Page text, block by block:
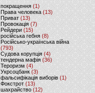
покращення (1)
Права человека(13)
Приват (13)
Провокація (7)
Рейдери (15)
російська гебня (8)
Російсько-українська війна
(793)
Судова корупція (4)
тендерна мафія (36)
Тероризм (4)
Укрсоцбанк (3)
фальсифікація виборів (1)
Фокстрот(13)
шахрайство (12)